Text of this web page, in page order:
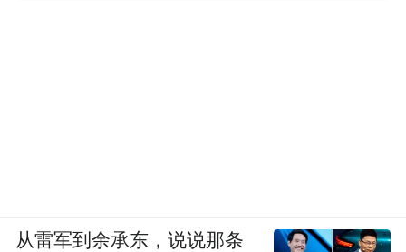
从雷军到余承东，说说那条